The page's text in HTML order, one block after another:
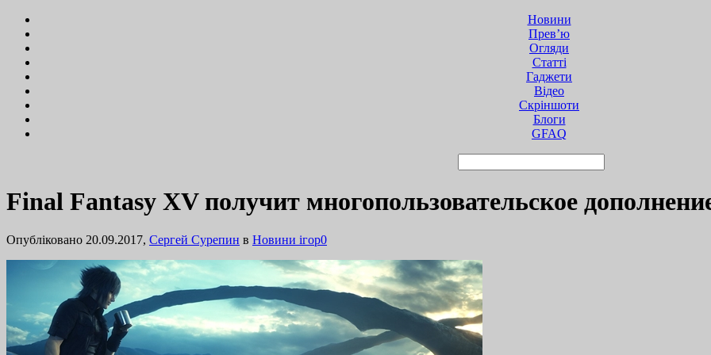
Новини
Прев’ю
Огляди
Статті
Гаджети
Відео
Cкріншоти
Блоги
GFAQ
Final Fantasy XV получит многопользовательское
Опубліковано 20.09.2017, Сергей Сурепин в Новини ігор0